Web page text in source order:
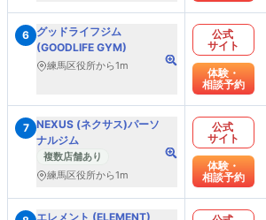
6 グッドライフジム
(GOODLIFE GYM)
練馬区役所から1m
公式
サイト
体験・
相談予約
7 NEXUS (ネクサス)パーソ
ナルジム
複数店舗あり
練馬区役所から1m
公式
サイト
体験・
相談予約
エレメント (ELEMENT)